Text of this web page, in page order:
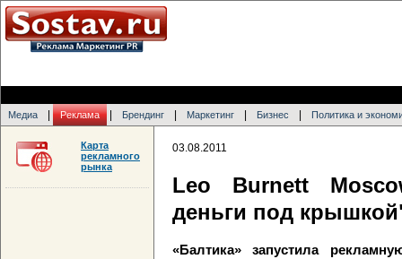
Медиа Реклама Брендинг Маркетинг Бизнес Политика и
03.08.2011
Leo Burnett
деньги под
«Балтика» запустила
Карта
рекламного
рынка